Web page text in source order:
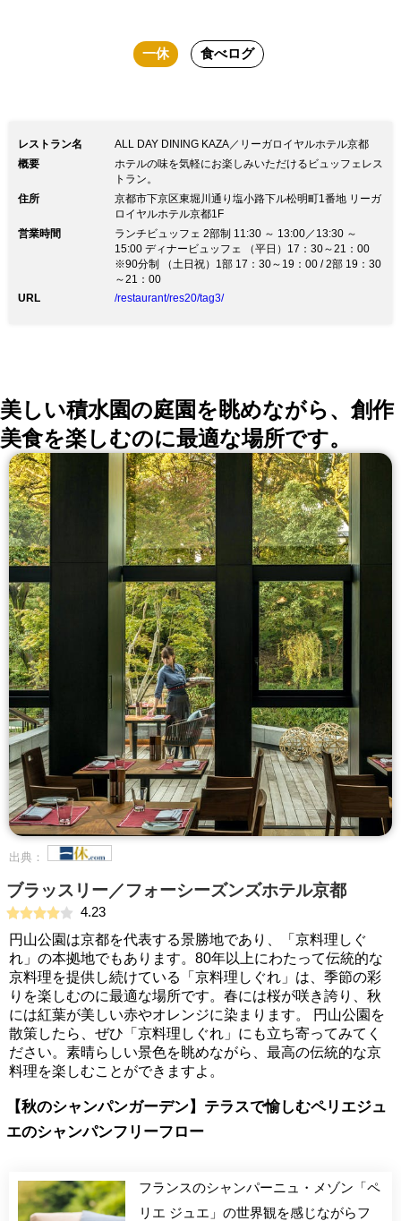
り、様々なシーンでご利用いただけま
一休 食べログ
レストラン名
ALL DAY DINING KAZA／リーガロイヤルホテル京都
概要
ホテルの味を気軽にお楽しみいただけるビュッフェレス
トラン。
住所
京都市下京区東堀川通り塩小路下ル松明町1番地 リーガ
ロイヤルホテル京都1F
営業時間
ランチビュッフェ 2部制 11:30 ～ 13:00／13:30 ～
15:00 ディナービュッフェ （平日）17：30～21：00
※90分制 （土日祝）1部 17：30～19：00 / 2部 19：30
～21：00
URL
/restaurant/res20/tag3/
美しい積水園の庭園を眺めながら、創作
美食を楽しむのに最適な場所です。
出典：
ブラッスリー／フォーシーズンズホテル京都
4.23
円山公園は京都を代表する景勝地であり、「京料理しぐ
れ」の本拠地でもあります。80年以上にわたって伝統的な
京料理を提供し続けている「京料理しぐれ」は、季節の彩
りを楽しむのに最適な場所です。春には桜が咲き誇り、秋
には紅葉が美しい赤やオレンジに染まります。 円山公園を
散策したら、ぜひ「京料理しぐれ」にも立ち寄ってみてく
ださい。素晴らしい景色を眺めながら、最高の伝統的な京
料理を楽しむことができますよ。
【秋のシャンパンガーデン】テラスで愉しむペリエジュ
エのシャンパンフリーフロー
フランスのシャンパーニュ・メゾン「ペ
リエ ジュエ」の世界観を感じながらフ